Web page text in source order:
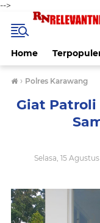
-->
Home
› Polres Karawang
Giat Patroli
Selasa, 15